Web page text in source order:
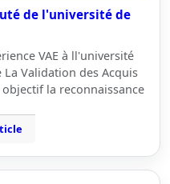
de l'université de
VAE à ll'université
Validation des Acquis
objectif la reconnaissance